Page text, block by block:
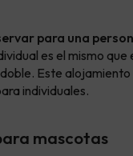
para una
es el mismo
Este
individuales.
mascotas